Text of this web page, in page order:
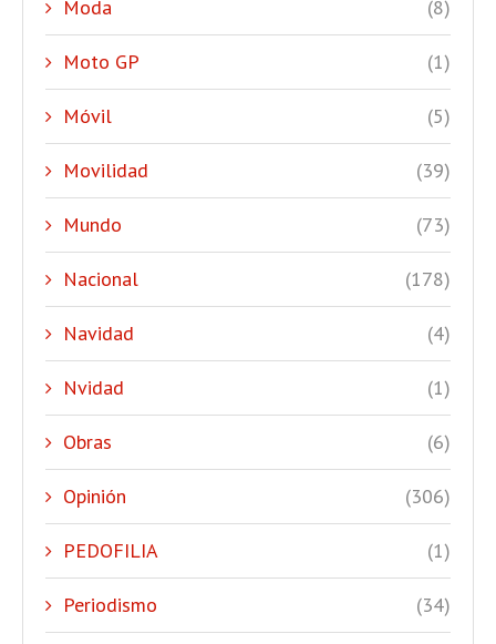
Moda (8)
Moto GP (1)
Móvil (5)
Movilidad (39)
Mundo (73)
Nacional (178)
Navidad (4)
Nvidad (1)
Obras (6)
Opinión (306)
PEDOFILIA (1)
Periodismo (34)